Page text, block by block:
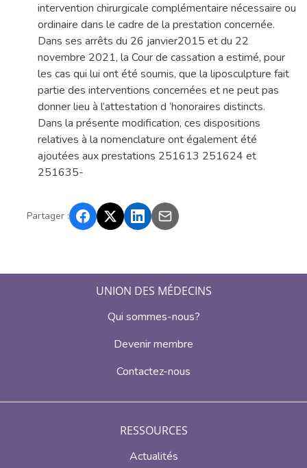
intervention chirurgicale complémentaire nécessaire ou
ordinaire dans le cadre de la prestation concernée.
Dans ses arrêts du 26 janvier2015 et du 22
novembre 2021, la Cour de cassation a estimé, pour
les cas qui lui ont été soumis, que la liposculpture fait
partie des interventions concernées et ne peut pas
donner lieu à l’attestation d ’honoraires distincts.
Dans la présente modification, ces dispositions
relatives à la nomenclature ont également été
ajoutées aux prestations 251613 251624 et
251635-
Partager :
UNION DES MÉDECINS
Qui sommes-nous?
Devenir membre
Contactez-nous
RESSOURCES
Actualités